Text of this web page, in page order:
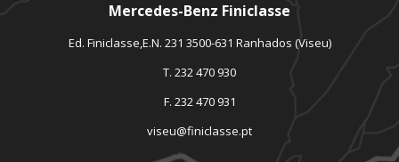
Mercedes-Benz Finiclasse
Ed. Finiclasse,E.N. 231 3500-631 Ranhados (Viseu)
T. 232 470 930
F. 232 470 931
viseu@finiclasse.pt